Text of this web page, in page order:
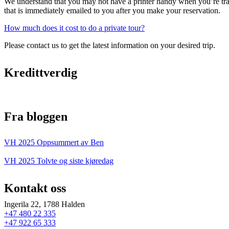
that is immediately emailed to you after you make your reservation.
How much does it cost to do a private tour?
Please contact us to get the latest information on your desired trip.
Kredittverdig
Fra bloggen
VH 2025 Oppsummert av Ben
VH 2025 Tolvte og siste kjøredag
Kontakt oss
Ingerila 22, 1788 Halden
+47 480 22 335
+47 922 65 333